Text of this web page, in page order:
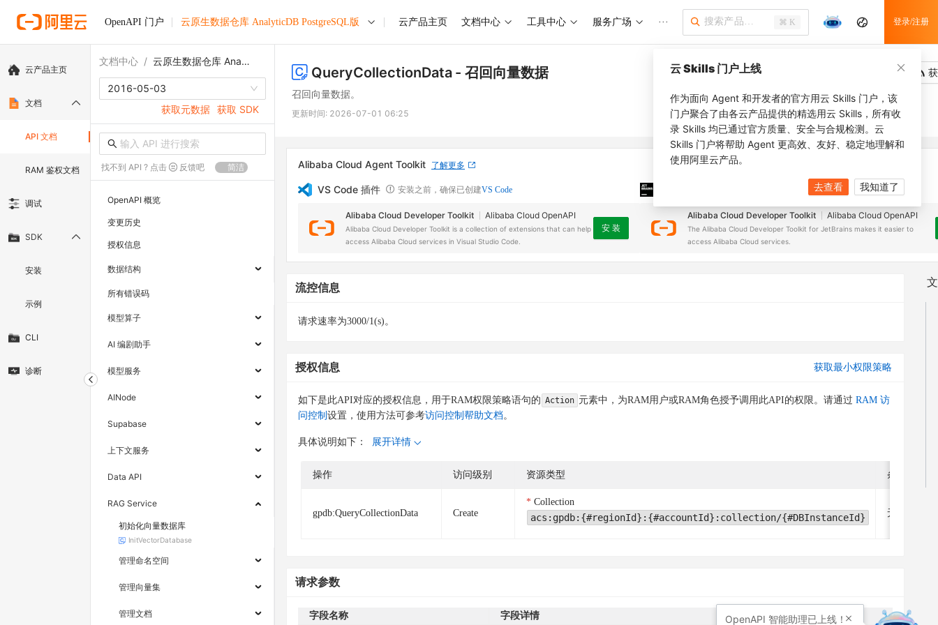
OpenAPI 门户 云原生数据仓库 AnalyticDB PostgreSQL版 云产品主页 文档中心 工具中心 服务广场 ··· ⌘ K 登录/注册
云产品主页
文档
API 文档
RAM 鉴权文档
调试
SDK
安装
示例
CLI
诊断
文档中心 / 云原生数据仓库 AnalyticDB PostgreSQL版
2016-05-03
获取元数据 获取 SDK
找不到 API ? 点击 反馈吧 简洁
OpenAPI 概览
变更历史
授权信息
数据结构
所有错误码
模型算子
AI 编剧助手
模型服务
AINode
Supabase
上下文服务
Data API
RAG Service
初始化向量数据库
InitVectorDatabase
管理命名空间
管理向量集
管理文档
QueryCollectionData - 召回向量数据
召回向量数据。
更新时间: 2026-07-01 06:25
Alibaba Cloud Agent Toolkit 了解更多
VS Code 插件 安装之前，确保已创建VS Code
Alibaba Cloud Developer Toolkit Alibaba Cloud OpenAPI
Alibaba Cloud Developer Toolkit is a collection of extensions that can help
access Alibaba Cloud services in Visual Studio Code.
安 装
安装之前，确保已创建JetBrains IDE
Alibaba Cloud Developer Toolkit Alibaba Cloud OpenAPI
The Alibaba Cloud Developer Toolkit for JetBrains makes it easier to
access Alibaba Cloud services.
流控信息
请求速率为3000/1(s)。
授权信息 获取最小权限策略
如下是此API对应的授权信息，用于RAM权限策略语句的 Action 元素中，为RAM用户或RAM角色授予调用此API的权限。请通过 RAM 访
问控制 设置，使用方法可参考访问控制帮助文档。
具体说明如下： 展开详情
操作 访问级别 资源类型 条件关键字
gpdb:QueryCollectionData Create
Collection
acs:gpdb:{#regionId}:{#accountId}:collection/{#DBInstanceId} 无
请求参数
字段名称 字段详情
云 Skills 门户上线
作为面向 Agent 和开发者的官方用云 Skills 门户，该
门户聚合了由各云产品提供的精选用云 Skills，所有收
录 Skills 均已通过官方质量、安全与合规检测。云
Skills 门户将帮助 Agent 更高效、友好、稳定地理解和
使用阿里云产品。
去查看 我知道了
OpenAPI 智能助理已上线！